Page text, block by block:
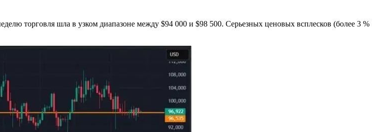
торговля шла в узком диапазоне между $94 000 и $98 500. Серьезных ценовых всплесков (более 3 %